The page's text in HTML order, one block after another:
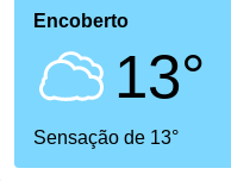
foi
fornecidas
a este
das
Encoberto
13°
Sensação de 13°